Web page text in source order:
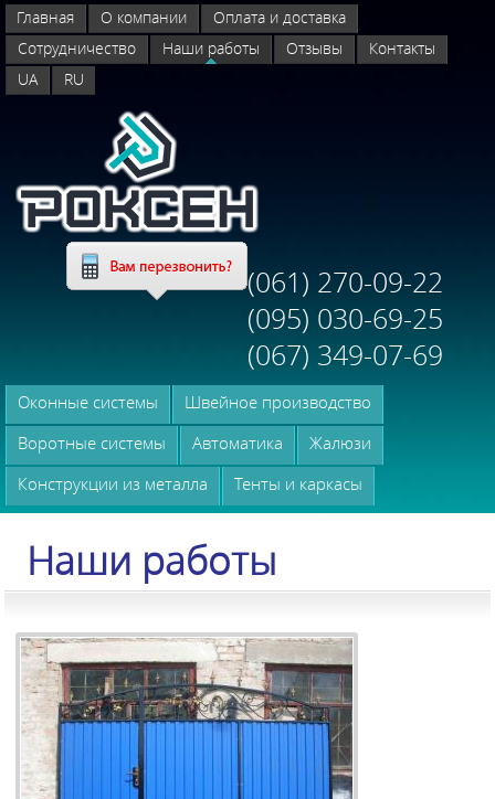
Главная О компании
Оплата и доставка
Сотрудничество
Наши работы Отзывы
Контакты
UA
RU
(061) 270-09-22
(095) 030-69-25
(067) 349-07-69
Оконные системы
Швейное производство
Воротные системы
Автоматика
Жалюзи
Конструкции из металла
Тенты и каркасы
Наши работы